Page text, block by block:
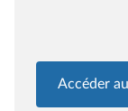
Accéder